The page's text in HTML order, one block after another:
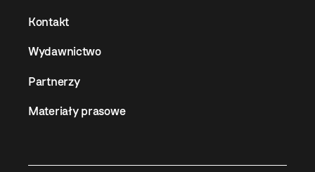
Kontakt
Wydawnictwo
Partnerzy
Materiały prasowe